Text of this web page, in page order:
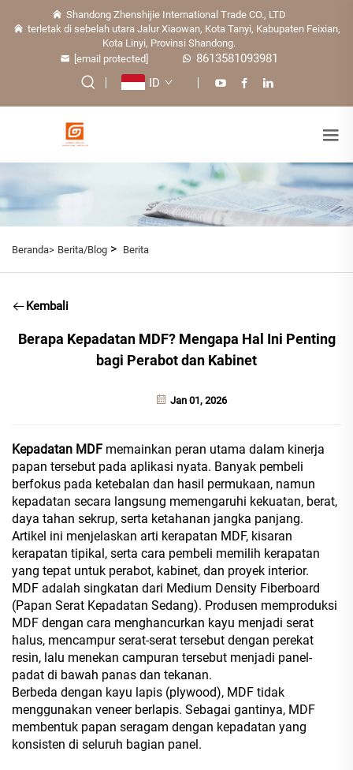
Shandong Zhenshijie International Trade CO., LTD
terletak di sebelah utara Jalur Xiaowan, Kota Tanyi, Kabupaten Feixian,
Kota Linyi, Provinsi Shandong.
[email protected]
8613581093981
ID
Beranda> Berita/Blog > Berita
Kembali
Berapa Kepadatan MDF? Mengapa Hal Ini Penting
bagi Perabot dan Kabinet
Jan 01, 2026
Kepadatan MDF memainkan peran utama dalam kinerja
papan tersebut pada aplikasi nyata. Banyak pembeli
berfokus pada ketebalan dan hasil permukaan, namun
kepadatan secara langsung memengaruhi kekuatan, berat,
daya tahan sekrup, serta ketahanan jangka panjang.
Artikel ini menjelaskan arti kerapatan MDF, kisaran
kerapatan tipikal, serta cara pembeli memilih kerapatan
yang tepat untuk perabot, kabinet, dan proyek interior.
MDF adalah singkatan dari Medium Density Fiberboard
(Papan Serat Kepadatan Sedang). Produsen memproduksi
MDF dengan cara menghancurkan kayu menjadi serat
halus, mencampur serat-serat tersebut dengan perekat
resin, lalu menekan campuran tersebut menjadi panel-
padat di bawah panas dan tekanan.
Berbeda dengan kayu lapis (plywood), MDF tidak
menggunakan veneer berlapis. Sebagai gantinya, MDF
membentuk papan seragam dengan kepadatan yang
konsisten di seluruh bagian panel.